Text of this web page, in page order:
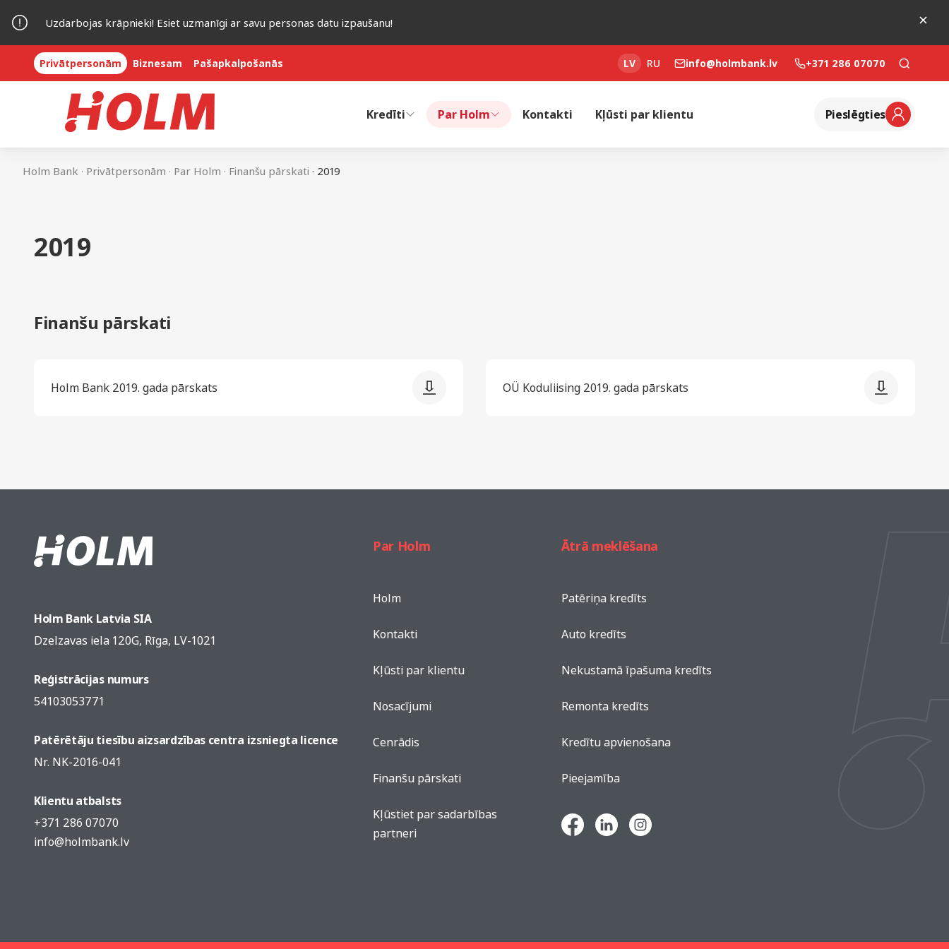
Uzdarbojas krāpnieki! Esiet uzmanīgi ar savu personas datu izpaušanu!
Privātpersonām Biznesam Pašapkalpošanās LV RU info@holmbank.lv +371 286 07070
Kredīti Par Holm Kontakti Kļūsti par klientu Pieslēgties
Holm Bank . Privātpersonām . Par Holm . Finanšu pārskati . 2019
2019
Finanšu pārskati
Holm Bank 2019. gada pārskats OÜ Koduliising 2019. gada pārskats
Holm Bank Latvia SIA
Dzelzavas iela 120G, Rīga, LV-1021
Reģistrācijas numurs
54103053771
Patērētāju tiesību aizsardzības centra izsniegta licence
Nr. NK-2016-041
Klientu atbalsts
+371 286 07070
info@holmbank.lv
Par Holm
Holm
Kontakti
Kļūsti par klientu
Nosacījumi
Cenrādis
Finanšu pārskati
Kļūstiet par sadarbības
partneri
Ātrā meklēšana
Patēriņa kredīts
Auto kredīts
Nekustamā īpašuma kredīts
Remonta kredīts
Kredītu apvienošana
Pieejamība